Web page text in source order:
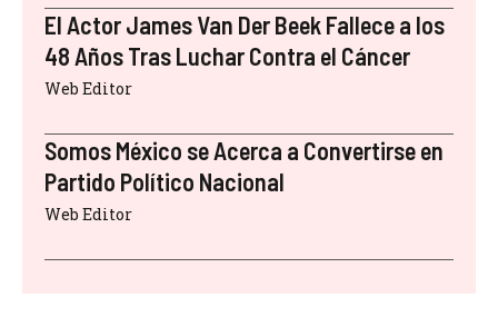
El Actor James Van Der Beek Fallece a los
48 Años Tras Luchar Contra el Cáncer
Web Editor
Somos México se Acerca a Convertirse en
Partido Político Nacional
Web Editor